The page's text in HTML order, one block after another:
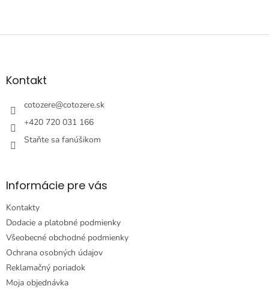
Z
äKontakt
cotozere@cotozere.sk
+420 720 031 166
Staňte sa fanúšikom
Informácie pre vás
Kontakty
Dodacie a platobné podmienky
Všeobecné obchodné podmienky
Ochrana osobných údajov
Reklamačný poriadok
Moja objednávka